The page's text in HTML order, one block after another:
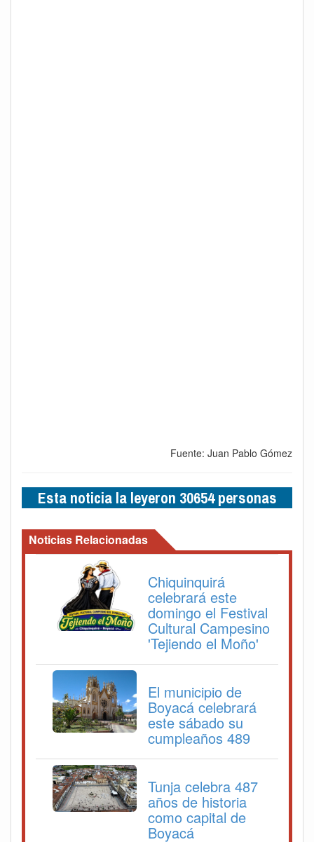
Fuente: Juan Pablo Gómez
Esta noticia la leyeron 30654 personas
Noticias Relacionadas
Chiquinquirá
celebrará este
domingo el Festival
Cultural Campesino
'Tejiendo el Moño'
El municipio de
Boyacá celebrará
este sábado su
cumpleaños 489
Tunja celebra 487
años de historia
como capital de
Boyacá